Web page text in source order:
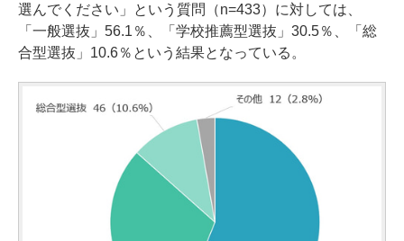
選んでください」という質問（n=433）に対しては、
「一般選抜」56.1％、「学校推薦型選抜」30.5％、「総
合型選抜」10.6％という結果となっている。